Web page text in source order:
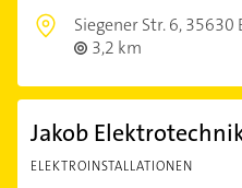
Siegener Str. 6,35630
3,2 km
Jakob
ELEKTROINSTALLATIONEN